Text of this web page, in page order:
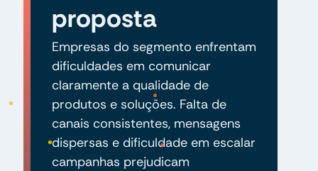
proposta
Empresas do segmento enfrentam
dificuldades em comunicar
claramente a qualidade de
produtos e soluções. Falta de
canais consistentes, mensagens
dispersas e dificuldade em escalar
campanhas prejudicam